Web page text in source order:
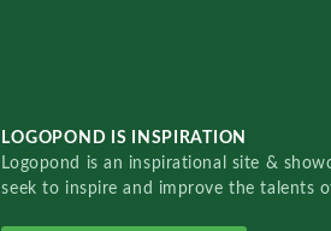
LOGOPOND IS INSPIRATION
Logopond is an inspirational site &
seek to inspire and improve the talents